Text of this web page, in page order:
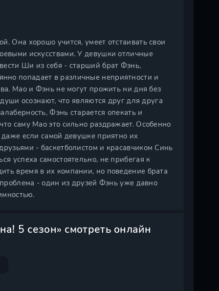
Она хорошо учится, умеет отстаивать свои
искусствами. У девушки отличные
Ши из себя - старший брат Фэнь,
попадает в различные неприятности и
Мао и Фэнь не могут прожить ни дня без
осознают, что являются друг для друга
Фэнь старается опекать и
саму Мао это сильно раздражает. Особенно
даже если самой девушке приятно их
- баскетболистом и красавчиком Синь
успеха самостоятельно, не прибегая к
время в их компании, но поведение брата
- один из друзей Фэнь уже давно
5 сезон» смотреть онлайн